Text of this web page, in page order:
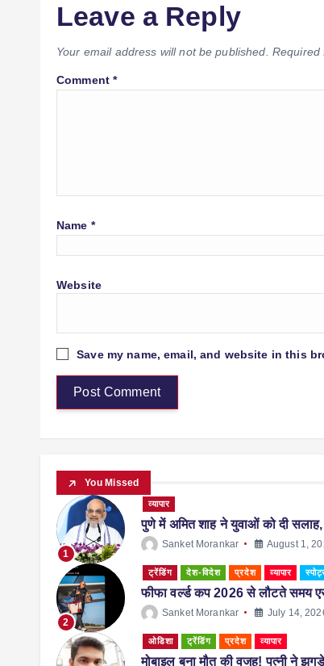
Leave a Reply
Your email address will not be published. Required
Comment*
Name *
Website
Save my name, email, and website in this
You Missed
1
व्यापार
पुणे में अमित शाह ने युवाओं को दी सलाह,
Sanket Morankar August 1,
2
ट्रेंडिंग देश-विदेश प्रदेश व्यापार
फीफा वर्ल्ड कप 2026 से लौटते समय
Sanket Morankar July 14,
ओडिशा ट्रेंडिंग प्रदेश व्यापार
मोबाइल बना मौत की वजह! पत्नी ने